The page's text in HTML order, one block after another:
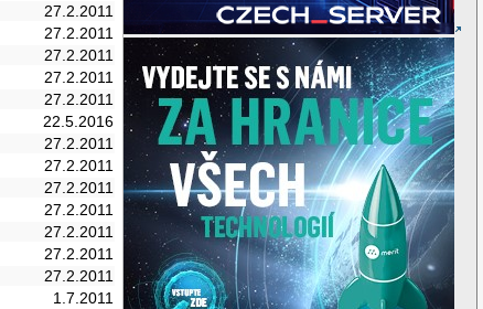
27.2.2011
27.2.2011
27.2.2011
27.2.2011
27.2.2011
22.5.2016
27.2.2011
27.2.2011
27.2.2011
27.2.2011
27.2.2011
27.2.2011
27.2.2011
1.7.2011